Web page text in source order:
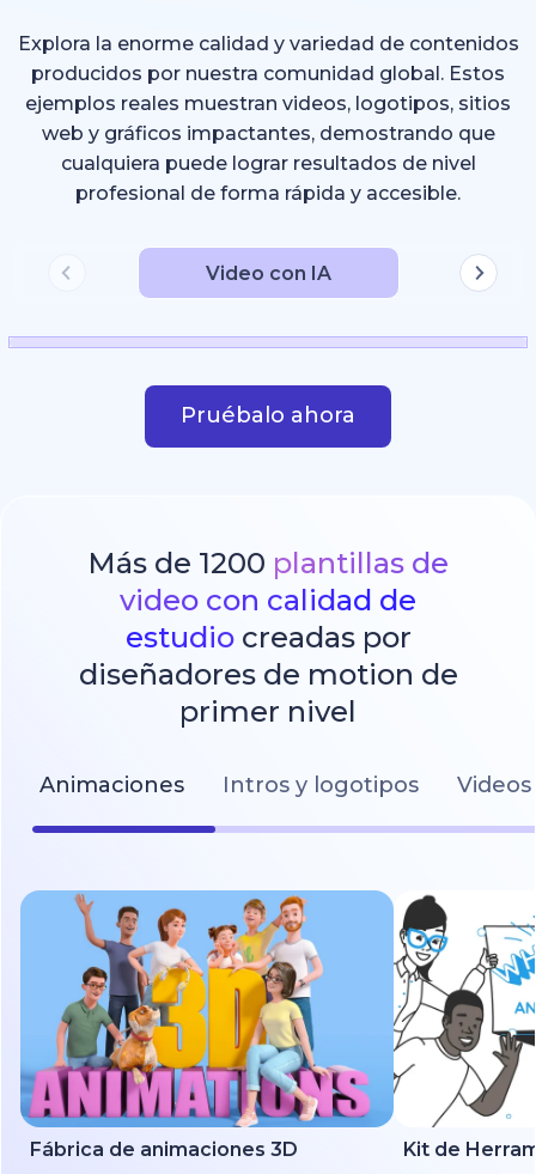
Explora la enorme calidad y variedad de contenidos
producidos por nuestra comunidad global. Estos
ejemplos reales muestran videos, logotipos, sitios
web y gráficos impactantes, demostrando que
cualquiera puede lograr resultados de nivel
profesional de forma rápida y accesible.
Video con IA
Pruébalo ahora
Más de 1200 plantillas de
video con calidad de
estudiocreadas por
diseñadores de motion de
primer nivel
Animaciones Intros y logotipos
Fábrica de animaciones 3D